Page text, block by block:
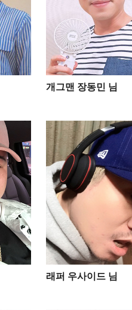
개그맨 장동민 님
래퍼 우사이드 님